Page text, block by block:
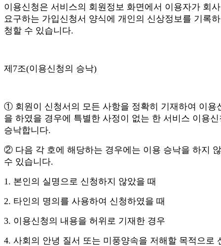
이용신청은 서비스의 회원정보 화면에서 이용자가 회
요구하는 가입신청서 양식에 개인의 신상정보를 기록
청할 수 있습니다.
제7조(이용신청의 승낙)
① 회원이 신청서의 모든 사항을 정확히 기재하여 이용
을 하였을 경우에 특별한 사정이 없는 한 서비스 이용신
승낙합니다.
② 다음 각 호에 해당하는 경우에는 이용 승낙을 하지
수 있습니다.
1. 본인의 실명으로 신청하지 않았을 때
2. 타인의 명의를 사용하여 신청하였을 때
3. 이용신청의 내용을 허위로 기재한 경우
4. 사회의 안녕 질서 또는 미풍양속을 저해할 목적으로